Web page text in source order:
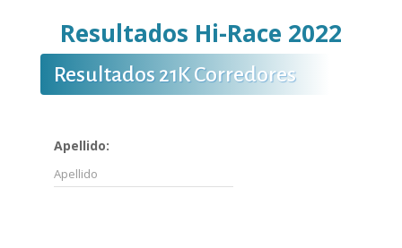
Resultados Hi-Race 2022
Resultados 21K Corredores
Apellido: